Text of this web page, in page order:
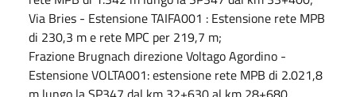
Via Bries - Estensione TAIFA001 : Estensione rete MPB
di 230,3 m e rete MPC per 219,7 m;
Frazione Brugnach direzione Voltago Agordino -
Estensione VOLTA001: estensione rete MPB di 2.021,8